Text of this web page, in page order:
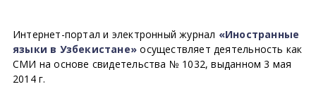
Интернет-портал и электронный журнал «Иностранные
языки в Узбекистане» осуществляет деятельность как
СМИ на основе свидетельства № 1032, выданном 3 мая
2014 г.